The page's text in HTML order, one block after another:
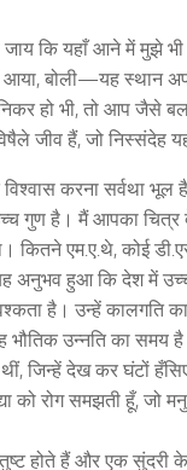
जाय कि यहाँ आने में मुझे
बोली—यह स्थान
हो भी, तो आप जैसे
जीव हैं, जो निस्संदेह
करना सर्वथा भूल
गुण है। मैं आपका चित्र
एम.ए.थे, कोई
अनुभव हुआ कि देश में
है। उन्हें कालगति
भौतिक उन्नति का
जिन्हें देख कर घंटों
को रोग समझती हूँ, जो
होते हैं और एक